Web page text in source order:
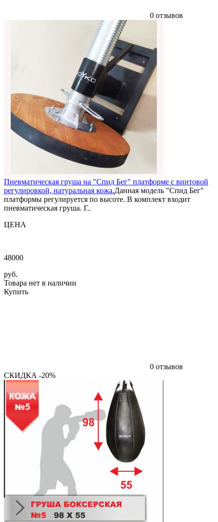
0 отзывов
Пневматическая груша на "Спид Бег" платформе с винтовой
регулировкой, натуральная кожа.Данная модель "Спид Бег"
платформы регулируется по высоте. В комплект входит
пневматическая груша. Г..
ЦЕНА
48000
руб.
Товара нет в наличии
Купить
0 отзывов
СКИДКА -20%